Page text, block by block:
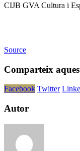
CIJB GVA Cultura i
Source
Comparteix
Facebook Twitter
Autor